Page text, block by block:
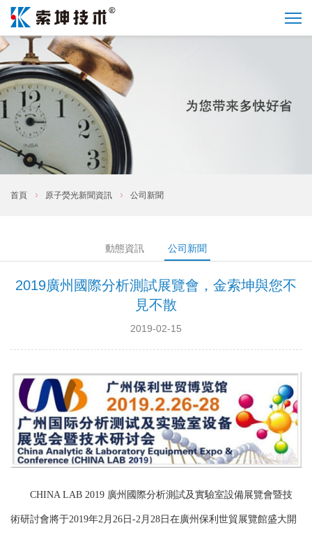
首頁 原子熒光新聞資訊 公司新聞
動態資訊 公司新聞
2019廣州國際分析測試展覽會，金索坤與您不
見不散
2019-02-15
CHINA LAB 2019 廣州國際分析測試及實驗室設備展覽會暨技
術研討會將于2019年2月26日-2月28日在廣州保利世貿展覽館盛大開